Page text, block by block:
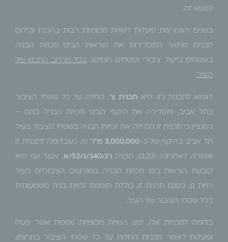
לנושא זה.
בשנים האחרונות פועלות רשויות מקומיות רבות בהכנת וקידום
תכניות מתאר המסדירות את הוראות הבינוי וזכויות הבניה
בשטחים בייעוד ציבורי (שטחים חומים), בכל מרחב התכנון של
העיר.
דוגמא לתכנית כזו היא תכנית צ', החלה על כל שטחי הציבור
בתל אביב, ומסדירה את היקפי הבינוי וזכויות הבניה בהם –
כשנציין כי תכנית זו הגדילה את זכויות הבניה בשטחי הציבור בעיר
תל אביב בהיקף של כ-3,000,000 מ"ר (!), כשבדומה לתכנית זו
אושרה לאחרונה (3.22), תכנית רג/340/ג/52/א , אשר אף היא
קובעת הוראות בינוי וזכויות הבניה במגרשים הציבוריים בעיר
רמת גן, כשגם תכנית זו, כוללת תוספת זכויות בניה משמעותית
בכל שטחי הציבור של העיר.
בדומה לתכניות אלו, ישנן רשויות מקומיות נוספות אשר פעלו
ופועלות לאשר תכניות החלות על כל שטחי הציבור בתחומן,